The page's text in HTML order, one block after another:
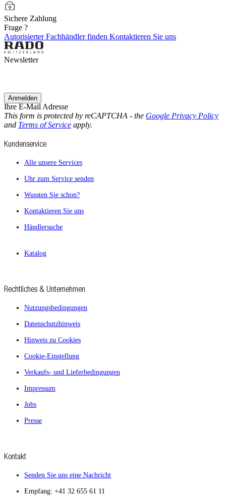
Sichere Zahlung
Frage ?
Autorisierter Fachhändler finden Kontaktieren Sie uns
Newsletter
Ihre E-Mail Adresse
Anmelden
This form is protected by reCAPTCHA - the Google Privacy Policy
and Terms of Service apply.
Kundenservice
Alle unsere Services
Uhr zum Service senden
Wussten Sie schon?
Kontaktieren Sie uns
Händlersuche
Katalog
Rechtliches & Unternehmen
Nutzungsbedingungen
Datenschutzhinweis
Hinweis zu Cookies
Cookie-Einstellung
Verkaufs- und Lieferbedingungen
Impressum
Jobs
Presse
Kontakt
Senden Sie uns eine Nachricht
Empfang: +41 32 655 61 11